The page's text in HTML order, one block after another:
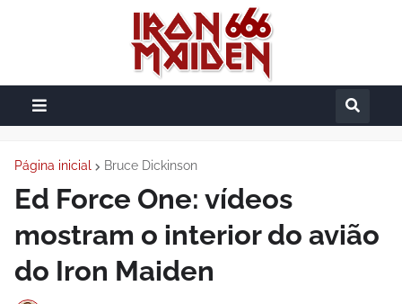
Página inicial Bruce Dickinson
Ed Force One: vídeos
mostram o interior do avião
do Iron Maiden